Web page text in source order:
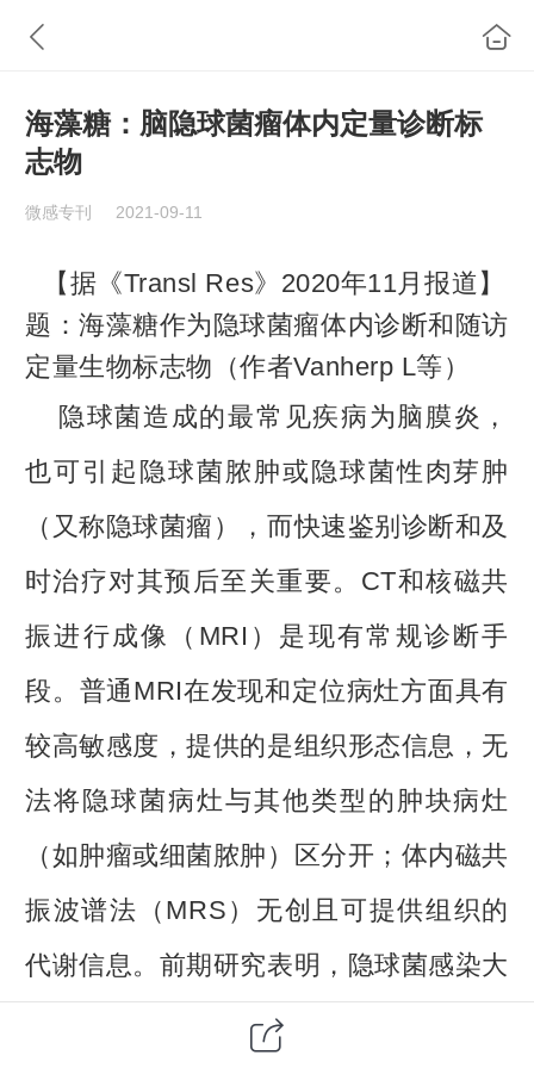
海藻糖：脑隐球菌瘤体内定量诊断标
志物
微感专刊 2021-09-11
【据《Transl Res》2020年11月报道】
题：海藻糖作为隐球菌瘤体内诊断和随访
定量生物标志物（作者Vanherp L等）
隐球菌造成的最常见疾病为脑膜炎，
也可引起隐球菌脓肿或隐球菌性肉芽肿
（又称隐球菌瘤），而快速鉴别诊断和及
时治疗对其预后至关重要。CT和核磁共
振进行成像（MRI）是现有常规诊断手
段。普通MRI在发现和定位病灶方面具有
较高敏感度，提供的是组织形态信息，无
法将隐球菌病灶与其他类型的肿块病灶
（如肿瘤或细菌脓肿）区分开；体内磁共
振波谱法（MRS）无创且可提供组织的
代谢信息。前期研究表明，隐球菌感染大
鼠模型MRS显示，隐球菌合成的高浓度